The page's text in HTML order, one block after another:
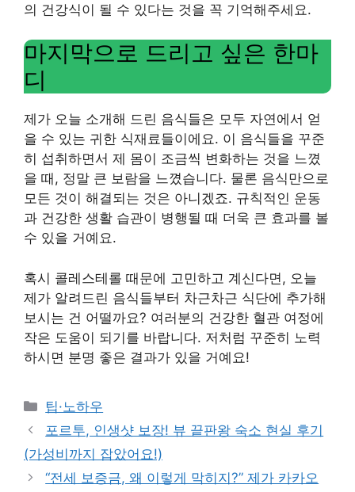
의 건강식이 될 수 있다는 것을 꼭 기억해주세요.
마지막으로 드리고 싶은 한마
디
제가 오늘 소개해 드린 음식들은 모두 자연에서 얻
을 수 있는 귀한 식재료들이에요. 이 음식들을 꾸준
히 섭취하면서 제 몸이 조금씩 변화하는 것을 느꼈
을 때, 정말 큰 보람을 느꼈습니다. 물론 음식만으로
모든 것이 해결되는 것은 아니겠죠. 규칙적인 운동
과 건강한 생활 습관이 병행될 때 더욱 큰 효과를 볼
수 있을 거예요.
혹시 콜레스테롤 때문에 고민하고 계신다면, 오늘
제가 알려드린 음식들부터 차근차근 식단에 추가해
보시는 건 어떨까요? 여러분의 건강한 혈관 여정에
작은 도움이 되기를 바랍니다. 저처럼 꾸준히 노력
하시면 분명 좋은 결과가 있을 거예요!
Categories
팁·노하우
포르투, 인생샷 보장! 뷰 끝판왕 숙소 현실 후기
(가성비까지 잡았어요!)
“전세 보증금, 왜 이렇게 막히지?” 제가 카카오